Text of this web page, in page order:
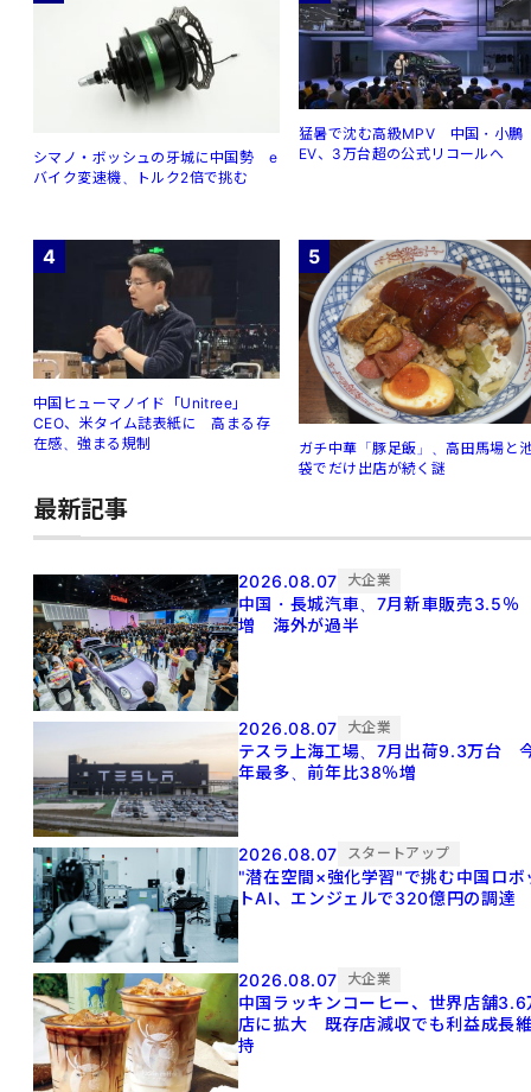
シマノ・ボッシュの牙城に中国勢 e
バイク変速機、トルク2倍で挑む
猛暑で沈む高級MPV 中国・小鵬
EV、3万台超の公式リコールへ
4
中国ヒューマノイド「Unitree」
CEO、米タイム誌表紙に 高まる存
在感、強まる規制
5
ガチ中華「豚足飯」、高田馬場と
袋でだけ出店が続く謎
最新記事
2026.08.07 大企業
中国・長城汽車、7月新車販売3.5％
増 海外が過半
2026.08.07 大企業
テスラ上海工場、7月出荷9.3万台
年最多、前年比38％増
2026.08.07 スタートアップ
"潜在空間×強化学習"で挑む中国ロボ
トAI、エンジェルで320億円の調達
2026.08.07 大企業
中国ラッキンコーヒー、世界店舗3.6
店に拡大 既存店減収でも利益成長
持